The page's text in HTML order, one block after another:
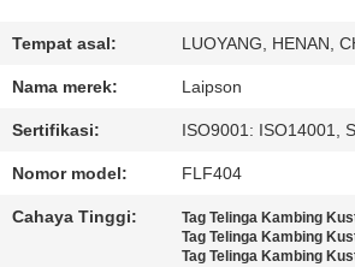
HUBUNGI
KAMI
BERITA
PERMINTAAN
Tempat asal: LUOYANG, HENAN,
Nama merek: Laipson
Sertifikasi: ISO9001: ISO14001,
Nomor model: FLF404
Cahaya Tinggi: Tag Telinga Kambing
Tag Telinga Kambing
Tag Telinga Kambing